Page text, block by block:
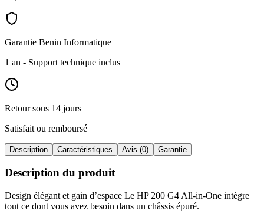
Garantie Benin Informatique
1 an - Support technique inclus
Retour sous 14 jours
Satisfait ou remboursé
Description Caractéristiques Avis (0) Garantie
Description du produit
Design élégant et gain d’espace Le HP 200 G4 All-in-One intègre
tout ce dont vous avez besoin dans un châssis épuré.